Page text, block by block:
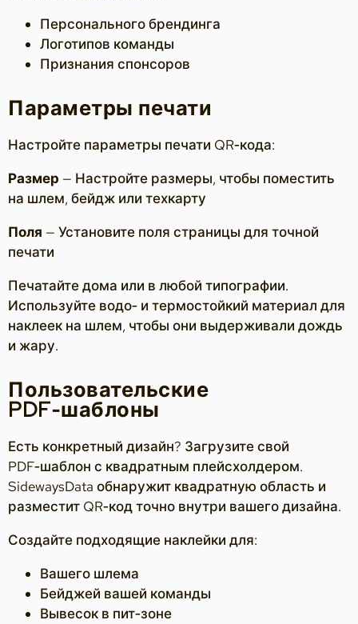
Персонального брендинга
Логотипов команды
Признания спонсоров
Параметры печати
Настройте параметры печати QR‑кода:
Размер — Настройте размеры, чтобы поместить
на шлем, бейдж или техкарту
Поля — Установите поля страницы для точной
печати
Печатайте дома или в любой типографии.
Используйте водо‑ и термостойкий материал для
наклеек на шлем, чтобы они выдерживали дождь
и жару.
Пользовательские
PDF‑шаблоны
Есть конкретный дизайн? Загрузите свой
PDF‑шаблон с квадратным плейсхолдером.
SidewaysData обнаружит квадратную область и
разместит QR‑код точно внутри вашего дизайна.
Создайте подходящие наклейки для:
Вашего шлема
Бейджей вашей команды
Вывесок в пит‑зоне